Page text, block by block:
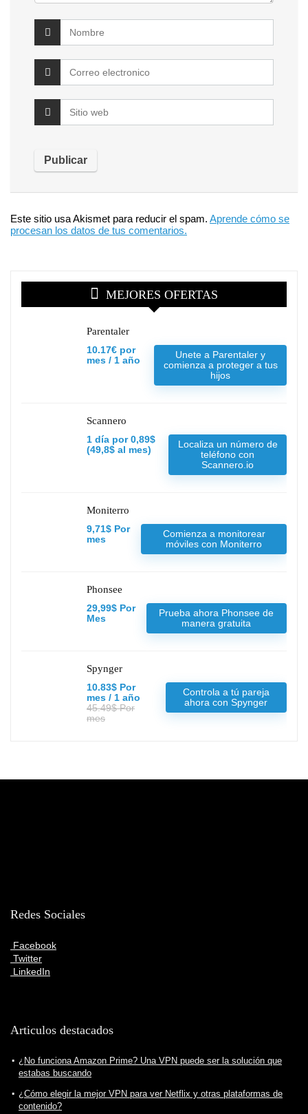
Este sitio usa Akismet para reducir el spam. Aprende cómo se
procesan los datos de tus comentarios.
MEJORES OFERTAS
Parentaler
10.17€ por
mes / 1 año
Unete a Parentaler y
comienza a proteger a tus
hijos
Scannero
1 día por 0,89$
(49,8$ al mes)
Localiza un número de
teléfono con
Scannero.io
Moniterro
9,71$ Por
mes
Comienza a monitorear
móviles con Moniterro
Phonsee
29,99$ Por
Mes
Prueba ahora Phonsee de
manera gratuita
Spynger
10.83$ Por
mes / 1 año
45.49$ Por
mes
Controla a tú pareja
ahora con Spynger
Redes Sociales
Facebook
Twitter
LinkedIn
Articulos destacados
¿No funciona Amazon Prime? Una VPN puede ser la solución que
estabas buscando
¿Cómo elegir la mejor VPN para ver Netflix y otras plataformas de
contenido?